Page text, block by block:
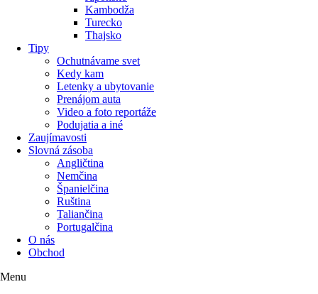
Kambodža
Turecko
Thajsko
Tipy
Ochutnávame svet
Kedy kam
Letenky a ubytovanie
Prenájom auta
Video a foto reportáže
Podujatia a iné
Zaujímavosti
Slovná zásoba
Angličtina
Nemčina
Španielčina
Ruština
Taliančina
Portugalčina
O nás
Obchod
Menu